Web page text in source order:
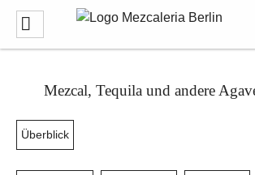
Mezcal, Tequila und andere
Überblick